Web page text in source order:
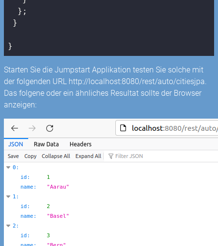
  };
}
}
Starten Sie die Jumpstart Applikation testen Sie solche mit
der folgenden URL http://localhost:8080/rest/auto/citiesjpa.
Das folgene oder ein ähnliches Resultat sollte der Browser
anzeigen: